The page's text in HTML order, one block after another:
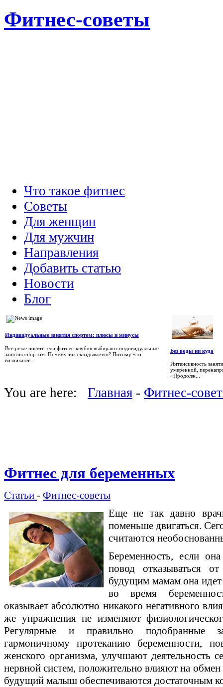
Фитнес-советы
Что такое фитнес
Советы
Для женщин
Для мужчин
Направления
Добавить статью
Новости
Блог
Индивидуальные занятия спортом: плюсы и минусы
Все реже посетители фитнес-клубов выбирают индивидуальные
занятия спортом. Почему так складывается? Потому что
возникают...
Без воды ни куда
Интенсивность
умеренной,
«Продолж...
You are here: Главная - Фитнес-
Фитнес для беременных
Статьи - Фитнес-советы
Еще не так давно
поменьше двигаться.
считаются
Беременность, если
повод отказываться
будущим мамам она идет
во время
оказывает абсолютно никакого негативного
же упражнения не изменяют
Регулярные и правильно подобранные
гармоничному протеканию беременности,
женского организма, улучшают деятельность
нервной систем, положительно влияют на обмен
будущий малыш обеспечиваются достаточным